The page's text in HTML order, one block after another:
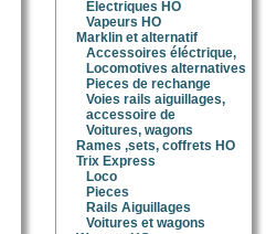
Electriques HO
Vapeurs HO
Marklin et alternatif
Accessoires éléctrique,
Locomotives alternatives
Pieces de rechange
Voies rails aiguillages,
accessoire de
Voitures, wagons
Rames ,sets, coffrets HO
Trix Express
Loco
Pieces
Rails Aiguillages
Voitures et wagons